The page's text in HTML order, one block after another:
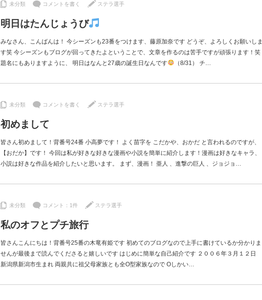
未分類 コメントを書く ステラ選手
明日はたんじょうび
みなさん、こんばんは！ 今シーズンも23番をつけます、藤原加奈です どうぞ、よろしくお願いしま
す笑 今シーズンもブログが回ってきたよということで、文章を作るのは苦手ですが頑張ります！笑
題名にもありますように、 明日はなんと27歳の誕生日なんです
（8/31） チ…
未分類 コメントを書く ステラ選手
初めまして
皆さん初めまして！背番号24番 小高夢です！ よく苗字を こだかや、おかだ と言われるのですが、
【おだか】です！ 今回は私が好きな好きな漫画や小説を簡単に紹介します！漫画は好きなキャラ、
小説は好きな作品を紹介したいと思います。 まず、漫画！ 亜人 、進撃の巨人 、ジョジョ…
未分類 コメント：1件 ステラ選手
私のオフとプチ旅行
皆さんこんにちは！背番号25番の木竜有姫です 初めてのブログなので上手に書けているか分かりま
せんが最後まで読んでくださると嬉しいです はじめに簡単な自己紹介です ２００６年３月１２日
新潟県新潟市生まれ 両親共に祖父母家族とも全O型家族なので Oしかい…